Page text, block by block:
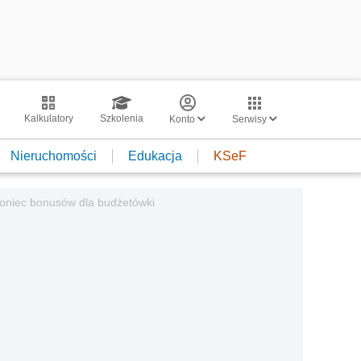
Kalkulatory Szkolenia Konto Serwisy
Nieruchomości Edukacja KSeF
bonusów dla budżetówki